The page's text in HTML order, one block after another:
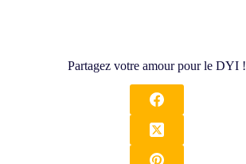
Partagez votre amour pour le DYI !